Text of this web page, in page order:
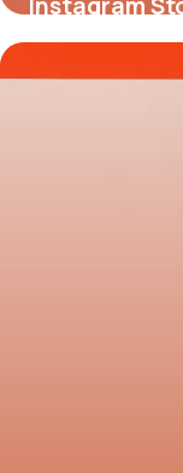
créer des
23 mai 2026